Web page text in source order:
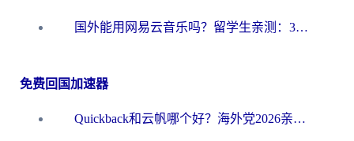
国外能用网易云音乐吗？留学生亲测：3步解决海外听歌难题
免费回国加速器
Quickback和云帆哪个好？海外党2026亲测指南：选对加速器大陆工具，无缝刷国内剧玩国服